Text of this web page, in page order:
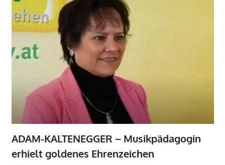
ADAM-KALTENEGGER – Musikpädagogin
erhielt goldenes Ehrenzeichen